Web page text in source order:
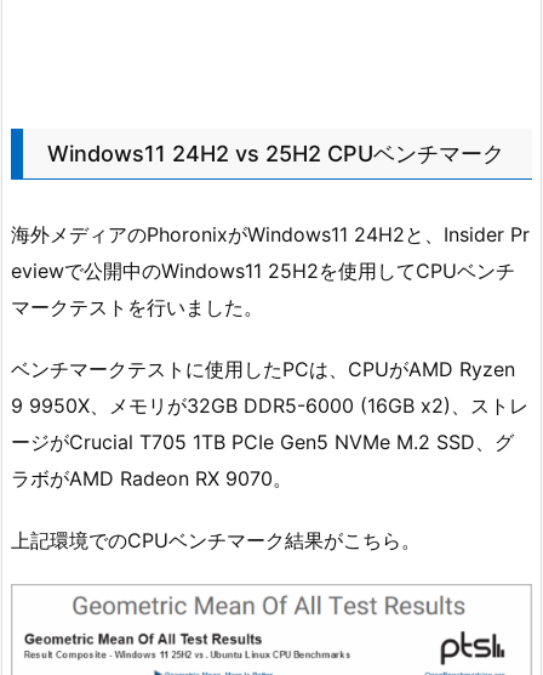
Windows11 24H2 vs 25H2 CPUベンチマーク
海外メディアのPhoronixがWindows11 24H2と、Insider Pr
eviewで公開中のWindows11 25H2を使用してCPUベンチ
マークテストを行いました。
ベンチマークテストに使用したPCは、CPUがAMD Ryzen
9 9950X、メモリが32GB DDR5-6000 (16GB x2)、ストレ
ージがCrucial T705 1TB PCIe Gen5 NVMe M.2 SSD、グ
ラボがAMD Radeon RX 9070。
上記環境でのCPUベンチマーク結果がこちら。